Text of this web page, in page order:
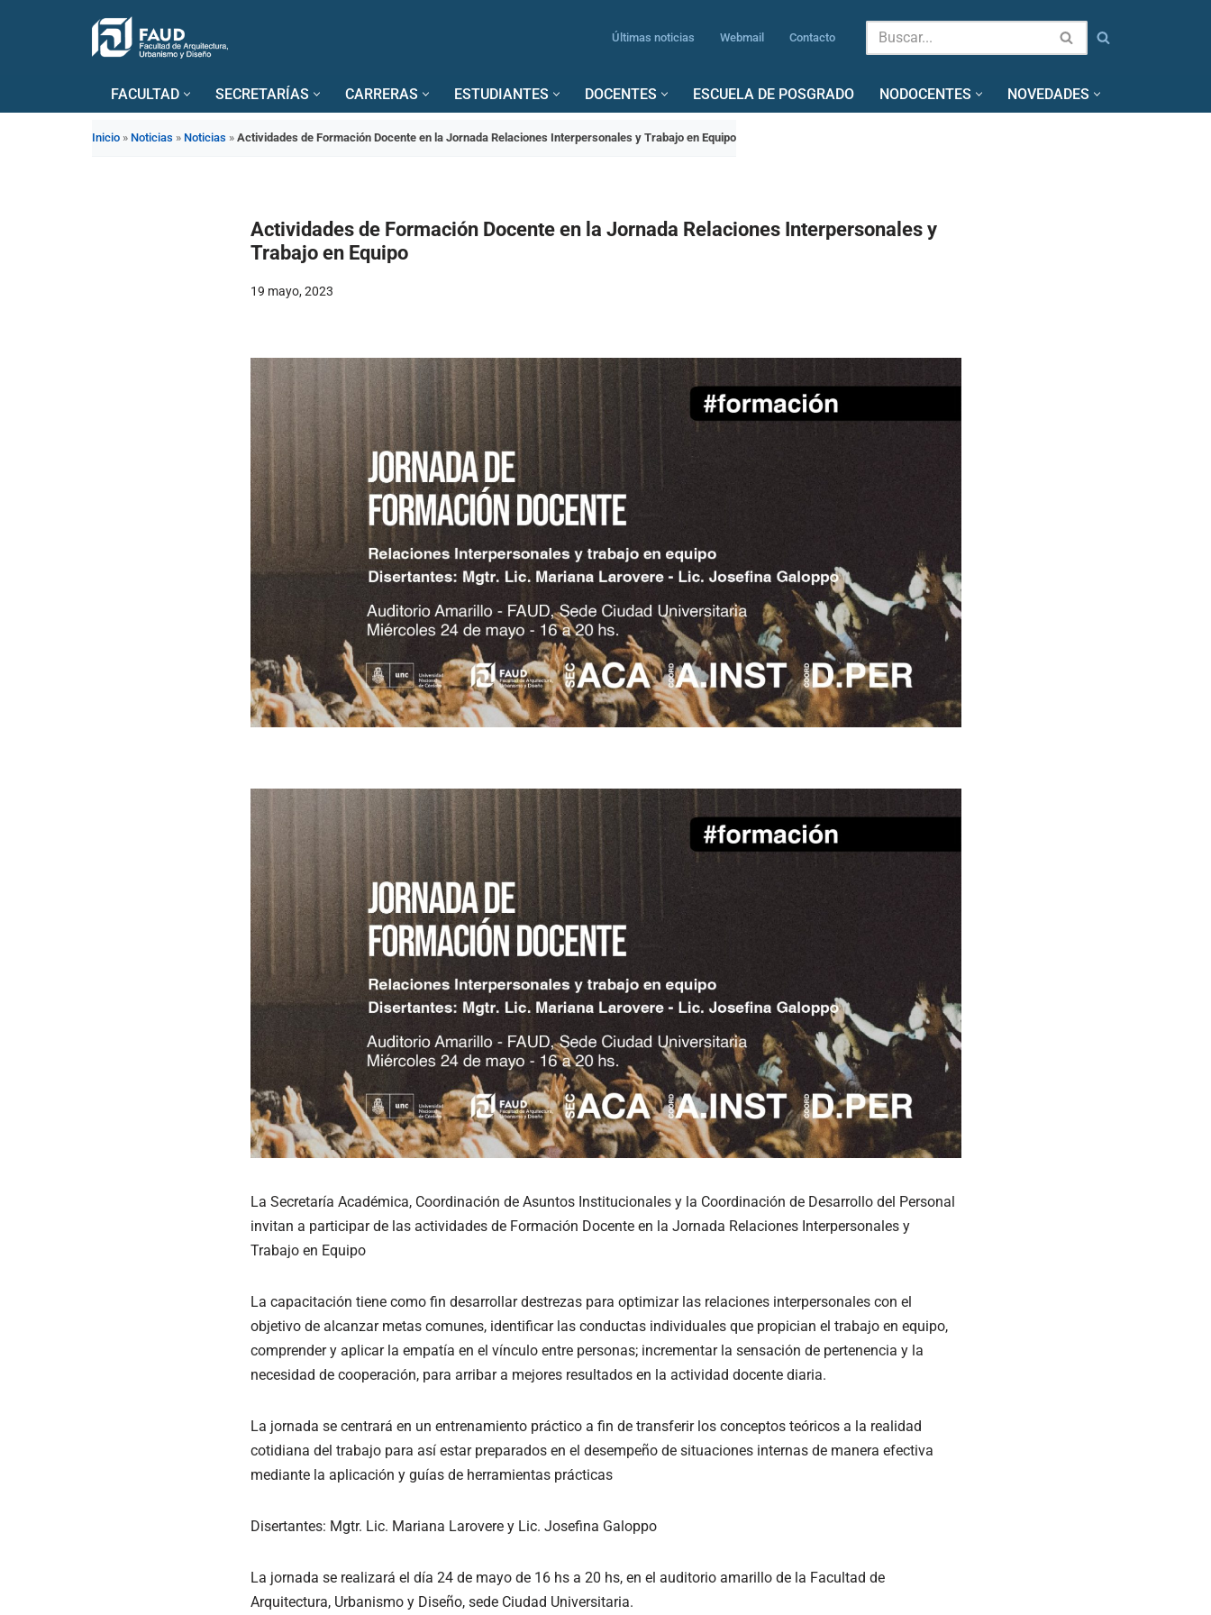
Últimas noticias Webmail Contacto
FACULTAD SECRETARÍAS CARRERAS ESTUDIANTES DOCENTES ESCUELA DE POSGRADO NODOCENTES NOVEDADES
Inicio » Noticias » Noticias » Actividades de Formación Docente en la Jornada Relaciones Interpersonales y Trabajo en Equipo
Actividades de Formación Docente en la Jornada Relaciones Interpersonales y
Trabajo en Equipo
19 mayo, 2023
La Secretaría Académica, Coordinación de Asuntos Institucionales y la Coordinación de Desarrollo del Personal
invitan a participar de las actividades de Formación Docente en la Jornada Relaciones Interpersonales y
Trabajo en Equipo
La capacitación tiene como fin desarrollar destrezas para optimizar las relaciones interpersonales con el
objetivo de alcanzar metas comunes, identificar las conductas individuales que propician el trabajo en equipo,
comprender y aplicar la empatía en el vínculo entre personas; incrementar la sensación de pertenencia y la
necesidad de cooperación, para arribar a mejores resultados en la actividad docente diaria.
La jornada se centrará en un entrenamiento práctico a fin de transferir los conceptos teóricos a la realidad
cotidiana del trabajo para así estar preparados en el desempeño de situaciones internas de manera efectiva
mediante la aplicación y guías de herramientas prácticas
Disertantes: Mgtr. Lic. Mariana Larovere y Lic. Josefina Galoppo
La jornada se realizará el día 24 de mayo de 16 hs a 20 hs, en el auditorio amarillo de la Facultad de
Arquitectura, Urbanismo y Diseño, sede Ciudad Universitaria.